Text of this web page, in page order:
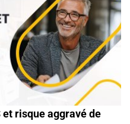
et risque aggravé de